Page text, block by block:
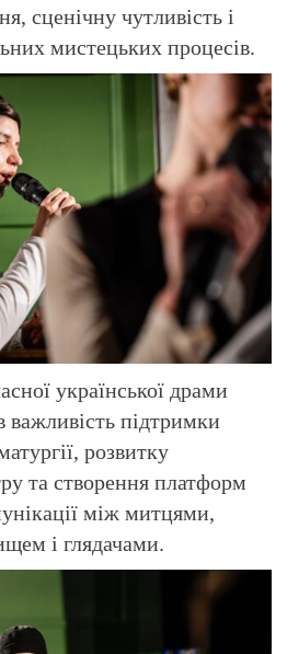
сценічну чутливість і
мистецьких процесів.
української драми
важливість підтримки
розвитку
та створення платформ
між митцями,
і глядачами.